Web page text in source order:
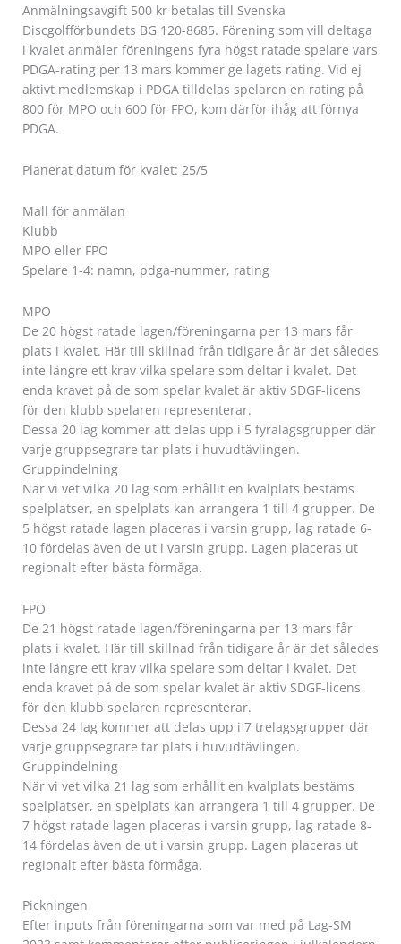
Anmälningsavgift 500 kr betalas till Svenska
Discgolfförbundets BG 120-8685. Förening som vill deltaga
i kvalet anmäler föreningens fyra högst ratade spelare vars
PDGA-rating per 13 mars kommer ge lagets rating. Vid ej
aktivt medlemskap i PDGA tilldelas spelaren en rating på
800 för MPO och 600 för FPO, kom därför ihåg att förnya
PDGA.
Planerat datum för kvalet: 25/5
Mall för anmälan
Klubb
MPO eller FPO
Spelare 1-4: namn, pdga-nummer, rating
MPO
De 20 högst ratade lagen/föreningarna per 13 mars får
plats i kvalet. Här till skillnad från tidigare år är det således
inte längre ett krav vilka spelare som deltar i kvalet. Det
enda kravet på de som spelar kvalet är aktiv SDGF-licens
för den klubb spelaren representerar.
Dessa 20 lag kommer att delas upp i 5 fyralagsgrupper där
varje gruppsegrare tar plats i huvudtävlingen.
Gruppindelning
När vi vet vilka 20 lag som erhållit en kvalplats bestäms
spelplatser, en spelplats kan arrangera 1 till 4 grupper. De
5 högst ratade lagen placeras i varsin grupp, lag ratade 6-
10 fördelas även de ut i varsin grupp. Lagen placeras ut
regionalt efter bästa förmåga.
FPO
De 21 högst ratade lagen/föreningarna per 13 mars får
plats i kvalet. Här till skillnad från tidigare år är det således
inte längre ett krav vilka spelare som deltar i kvalet. Det
enda kravet på de som spelar kvalet är aktiv SDGF-licens
för den klubb spelaren representerar.
Dessa 24 lag kommer att delas upp i 7 trelagsgrupper där
varje gruppsegrare tar plats i huvudtävlingen.
Gruppindelning
När vi vet vilka 21 lag som erhållit en kvalplats bestäms
spelplatser, en spelplats kan arrangera 1 till 4 grupper. De
7 högst ratade lagen placeras i varsin grupp, lag ratade 8-
14 fördelas även de ut i varsin grupp. Lagen placeras ut
regionalt efter bästa förmåga.
Pickningen
Efter inputs från föreningarna som var med på Lag-SM